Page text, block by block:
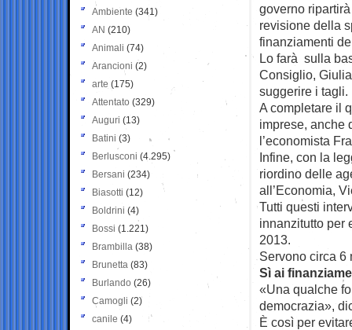
governo
revisione della
finanziamenti
Lo farà sulla
Consiglio,
suggerire i tagli.
A completare il
imprese, anche
l’economista
Infine, con la
riordino delle
all’Economia,
Tutti questi
innanzitutto per
2013.
Servono circa 6
Sì ai
«Una qualche
democrazia»,
È così per
Ambiente (341)
AN (210)
Animali (74)
Arancioni (2)
arte (175)
Attentato (329)
Auguri (13)
Batini (3)
Berlusconi (4.295)
Bersani (234)
Biasotti (12)
Boldrini (4)
Bossi (1.221)
Brambilla (38)
Brunetta (83)
Burlando (26)
Camogli (2)
canile (4)